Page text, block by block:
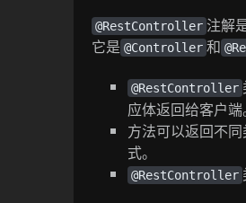
@RestController 注解
它是 @Controller 和
@RestController
应体返回给客户端
方法可以返回不
式。
@RestController